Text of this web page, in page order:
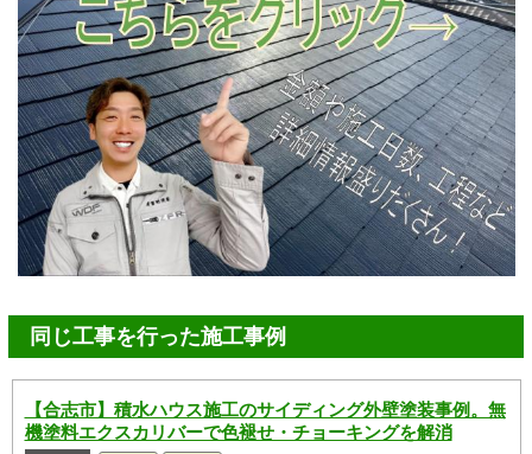
同じ工事を行った施工事例
【合志市】積水ハウス施工のサイディング外壁塗装事例。無
機塗料エクスカリバーで色褪せ・チョーキングを解消